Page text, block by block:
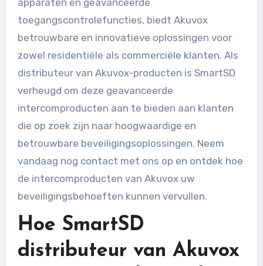
apparaten en geavanceerde
toegangscontrolefuncties, biedt Akuvox
betrouwbare en innovatieve oplossingen voor
zowel residentiële als commerciële klanten. Als
distributeur van Akuvox-producten is SmartSD
verheugd om deze geavanceerde
intercomproducten aan te bieden aan klanten
die op zoek zijn naar hoogwaardige en
betrouwbare beveiligingsoplossingen. Neem
vandaag nog contact met ons op en ontdek hoe
de intercomproducten van Akuvox uw
beveiligingsbehoeften kunnen vervullen.
Hoe SmartSD
distributeur van Akuvox